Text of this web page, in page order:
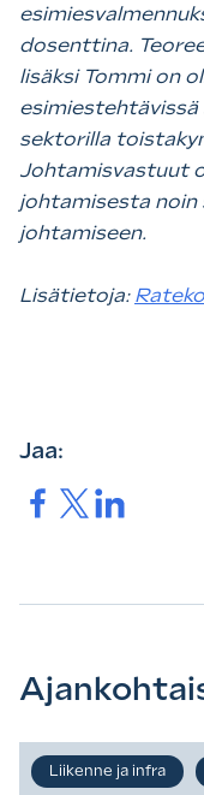
dosenttina.
lisäksi Tommi on
esimiestehtävissä
sektorilla
Johtamisvastuut
johtamisesta noin
johtamiseen.
Lisätietoja:
Jaa:
Jaa. Jaa.Jaa.
Liikenne ja infra